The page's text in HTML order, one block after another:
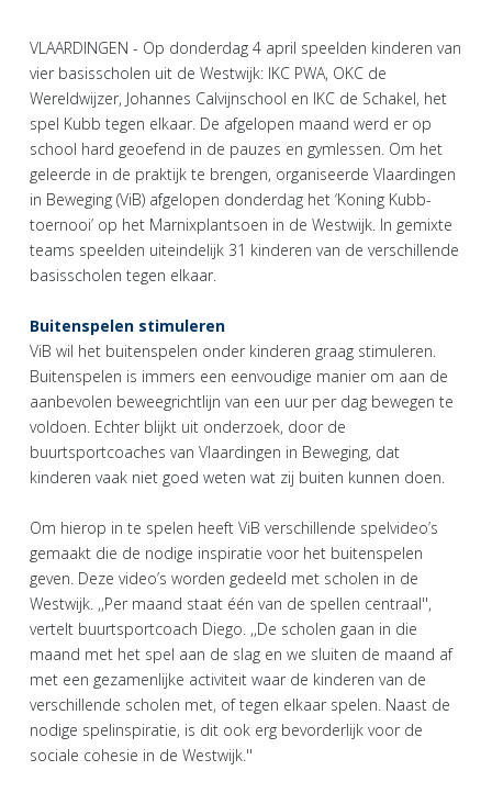
VLAARDINGEN - Op donderdag 4 april speelden kinderen van
vier basisscholen uit de Westwijk: IKC PWA, OKC de
Wereldwijzer, Johannes Calvijnschool en IKC de Schakel, het
spel Kubb tegen elkaar. De afgelopen maand werd er op
school hard geoefend in de pauzes en gymlessen. Om het
geleerde in de praktijk te brengen, organiseerde Vlaardingen
in Beweging (ViB) afgelopen donderdag het ‘Koning Kubb-
toernooi’ op het Marnixplantsoen in de Westwijk. In gemixte
teams speelden uiteindelijk 31 kinderen van de verschillende
basisscholen tegen elkaar.
Buitenspelen stimuleren
ViB wil het buitenspelen onder kinderen graag stimuleren.
Buitenspelen is immers een eenvoudige manier om aan de
aanbevolen beweegrichtlijn van een uur per dag bewegen te
voldoen. Echter blijkt uit onderzoek, door de
buurtsportcoaches van Vlaardingen in Beweging, dat
kinderen vaak niet goed weten wat zij buiten kunnen doen.
Om hierop in te spelen heeft ViB verschillende spelvideo’s
gemaakt die de nodige inspiratie voor het buitenspelen
geven. Deze video’s worden gedeeld met scholen in de
Westwijk. ,,Per maand staat één van de spellen centraal'',
vertelt buurtsportcoach Diego. ,,De scholen gaan in die
maand met het spel aan de slag en we sluiten de maand af
met een gezamenlijke activiteit waar de kinderen van de
verschillende scholen met, of tegen elkaar spelen. Naast de
nodige spelinspiratie, is dit ook erg bevorderlijk voor de
sociale cohesie in de Westwijk.''